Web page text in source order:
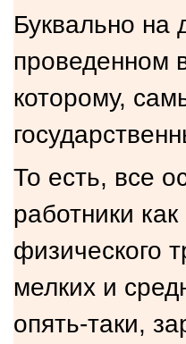
Буквально на
проведенном
которому,
То есть, все
работники
физического
мелких и
опять-таки,